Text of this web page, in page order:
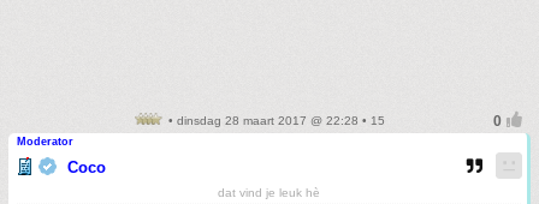
• dinsdag 28 maart 2017 @ 22:28 • 15
Moderator
Coco
dat vind je leuk hè